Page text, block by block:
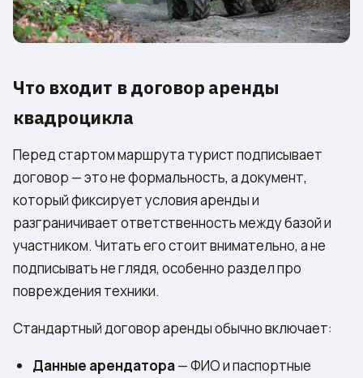
Что входит в договор аренды
квадроцикла
Перед стартом маршрута турист подписывает
договор — это не формальность, а документ,
который фиксирует условия аренды и
разграничивает ответственность между базой и
участником. Читать его стоит внимательно, а не
подписывать не глядя, особенно раздел про
повреждения техники.
Стандартный договор аренды обычно включает:
Данные арендатора— ФИО и паспортные